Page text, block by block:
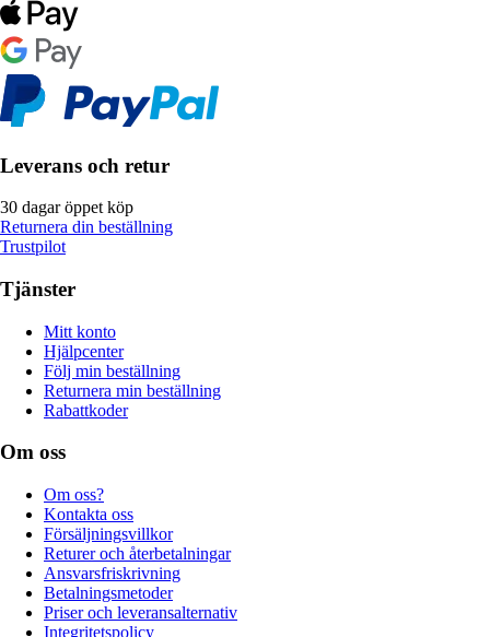
Leverans och retur
30 dagar öppet köp
Returnera din beställning
Trustpilot
Tjänster
Mitt konto
Hjälpcenter
Följ min beställning
Returnera min beställning
Rabattkoder
Om oss
Om oss?
Kontakta oss
Försäljningsvillkor
Returer och återbetalningar
Ansvarsfriskrivning
Betalningsmetoder
Priser och leveransalternativ
Integritetspolicy